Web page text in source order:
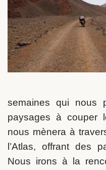
semaines qui nous
paysages à couper
nous mènera à
l’Atlas, offrant des
Nous irons à la